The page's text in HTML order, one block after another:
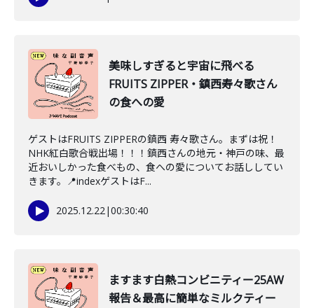
美味しすぎると宇宙に飛べる
FRUITS ZIPPER・鎮西寿々歌さん
の食への愛
ゲストはFRUITS ZIPPERの鎮西 寿々歌さん。まずは祝！
NHK紅白歌合戦出場！！！鎮西さんの地元・神戸の味、最
近おいしかった食べもの、食への愛についてお話ししてい
きます。📍indexゲストはF...
2025.12.22|00:30:40
ますます白熱コンビニティー25AW
報告＆最高に簡単なミルクティー